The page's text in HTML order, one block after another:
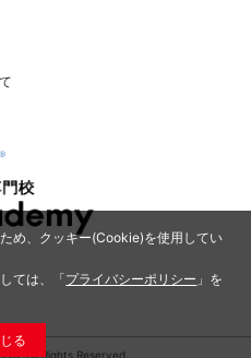
め、クッキー(Cookie)を使用してい
ては、「プライバシーポリシー 」を
る
All Rights Reserved.